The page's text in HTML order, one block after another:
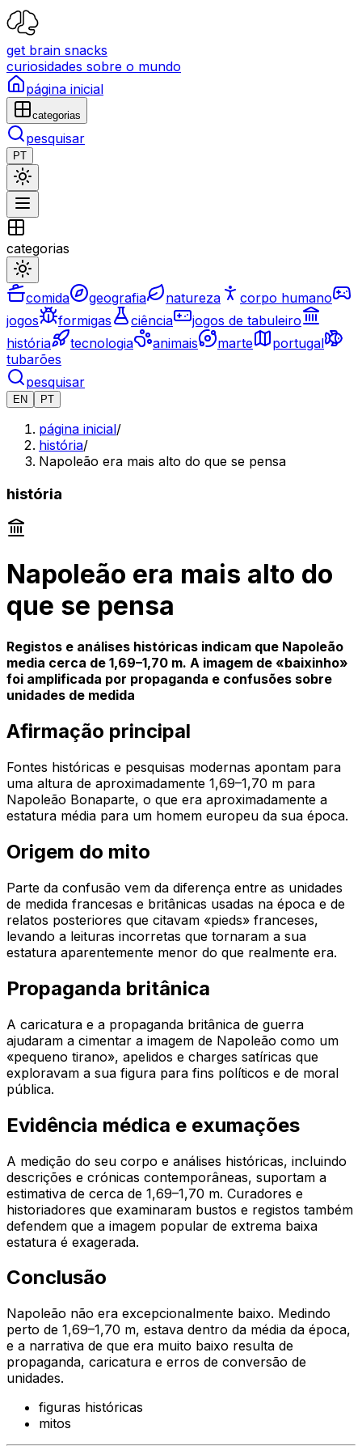
get brain snacks
curiosidades sobre o mundo
página inicial
categorias
pesquisar
PT
categorias
comida geografia natureza
corpo humano
jogos
formigas ciência
jogos de tabuleiro
história
tecnologia animais marte
portugal
tubarões
pesquisar
EN PT
página inicial/
história/
Napoleão era mais alto do que se pensa
história
Napoleão era mais alto do
que se pensa
Registos e análises históricas indicam que Napoleão
media cerca de 1,69–1,70 m. A imagem de «baixinho»
foi amplificada por propaganda e confusões sobre
unidades de medida
Afirmação principal
Fontes históricas e pesquisas modernas apontam para
uma altura de aproximadamente 1,69–1,70 m para
Napoleão Bonaparte, o que era aproximadamente a
estatura média para um homem europeu da sua época.
Origem do mito
Parte da confusão vem da diferença entre as unidades
de medida francesas e britânicas usadas na época e de
relatos posteriores que citavam «pieds» franceses,
levando a leituras incorretas que tornaram a sua
estatura aparentemente menor do que realmente era.
Propaganda britânica
A caricatura e a propaganda britânica de guerra
ajudaram a cimentar a imagem de Napoleão como um
«pequeno tirano», apelidos e charges satíricas que
exploravam a sua figura para fins políticos e de moral
pública.
Evidência médica e exumações
A medição do seu corpo e análises históricas, incluindo
descrições e crónicas contemporâneas, suportam a
estimativa de cerca de 1,69–1,70 m. Curadores e
historiadores que examinaram bustos e registos também
defendem que a imagem popular de extrema baixa
estatura é exagerada.
Conclusão
Napoleão não era excepcionalmente baixo. Medindo
perto de 1,69–1,70 m, estava dentro da média da época,
e a narrativa de que era muito baixo resulta de
propaganda, caricatura e erros de conversão de
unidades.
figuras históricas
mitos